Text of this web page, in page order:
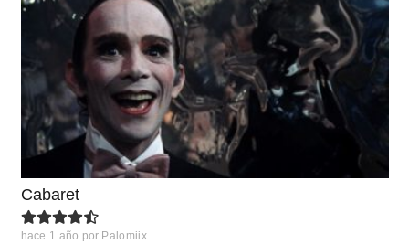
Cabaret
hace 1 año por Palomiix